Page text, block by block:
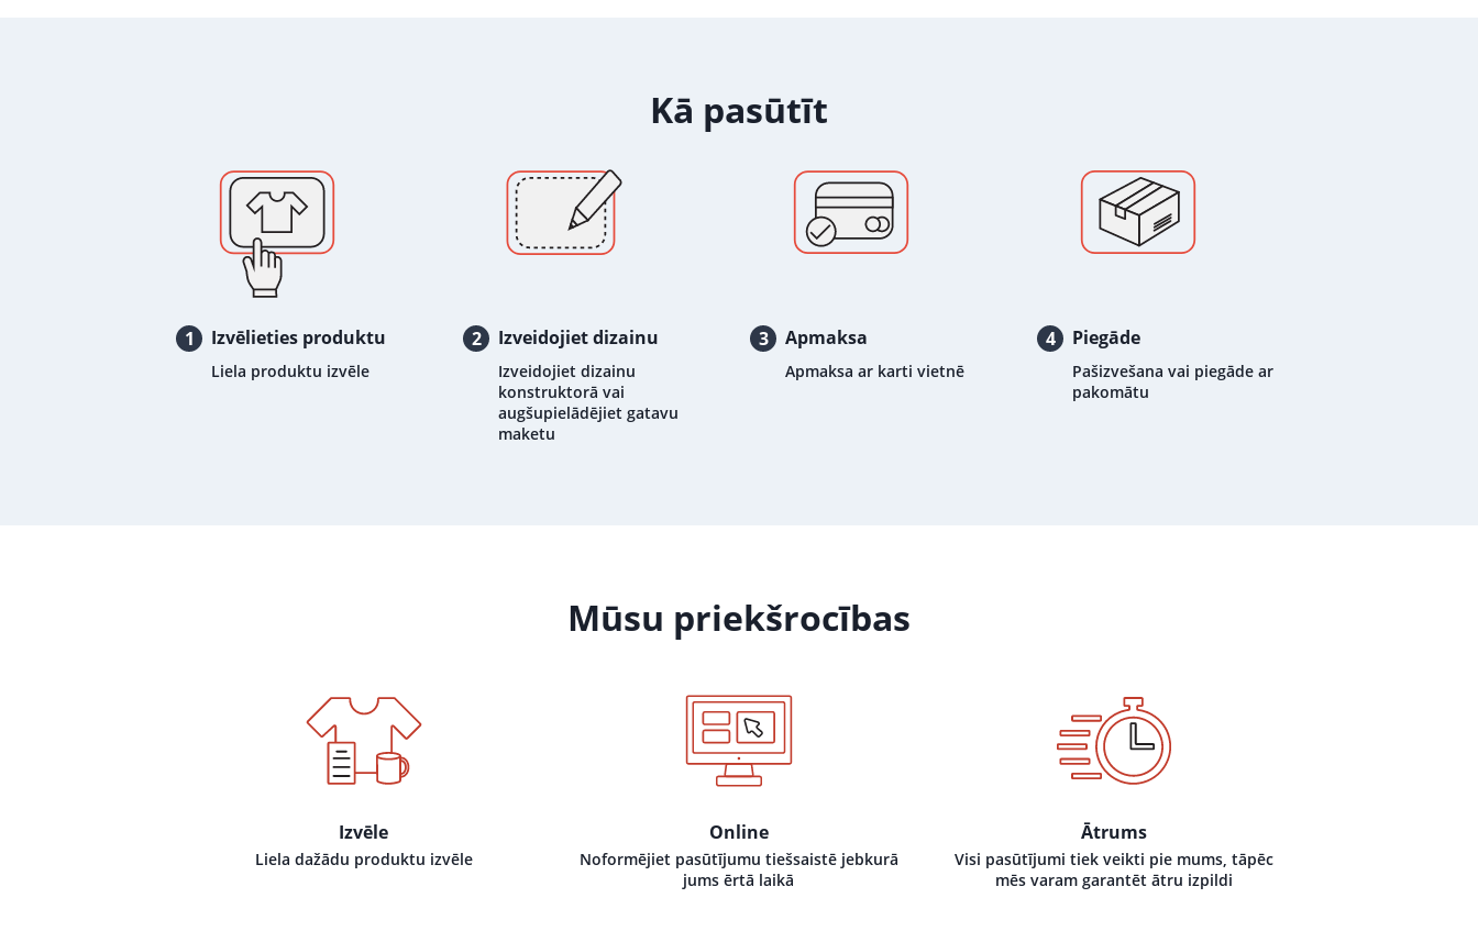
Kā pasūtīt
1 Izvēlieties produktu
Liela produktu izvēle
2 Izveidojiet dizainu
Izveidojiet dizainu
konstruktorā vai
augšupielādējiet gatavu
maketu
3 Apmaksa
Apmaksa ar karti vietnē
4 Piegāde
Pašizvešana vai piegāde ar
pakomātu
Mūsu priekšrocības
Izvēle
Liela dažādu produktu izvēle
Online
Noformējiet pasūtījumu tiešsaistē jebkurā
jums ērtā laikā
Ātrums
Visi pasūtījumi tiek veikti pie mums, tāpēc
mēs varam garantēt ātru izpildi